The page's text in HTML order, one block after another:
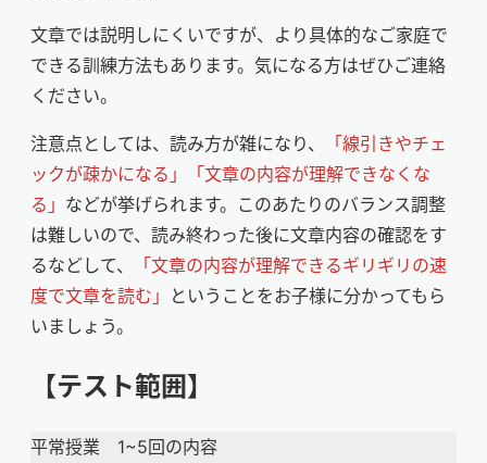
文章では説明しにくいですが、より具体的なご家庭で
できる訓練方法もあります。気になる方はぜひご連絡
ください。
注意点としては、読み方が雑になり、
「線引きやチェ
ックが疎かになる」「文章の内容が理解できなくな
る」 などが挙げられます。このあたりのバランス調整
は難しいので、読み終わった後に文章内容の確認をす
るなどして、
「文章の内容が理解できるギリギリの速
度で文章を読む」
ということをお子様に分かってもら
いましょう。
【テスト範囲】
平常授業 1~5回の内容